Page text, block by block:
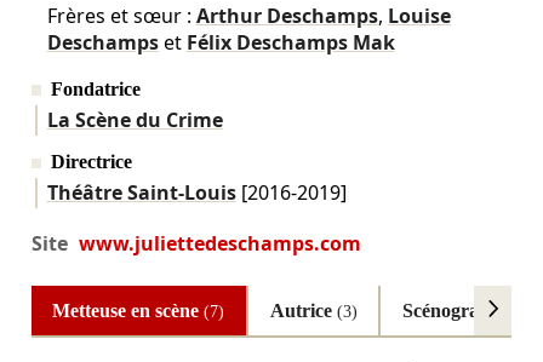
Frères et sœur : Arthur Deschamps, Louise
Deschampset Félix Deschamps Mak
Fondatrice
La Scène du Crime
Directrice
Théâtre Saint-Louis[2016-2019]
Site www.juliettedeschamps.com
Metteuse en scène(7) Autrice (3) Scénographe